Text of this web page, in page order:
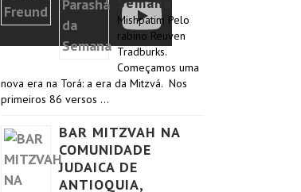
Mishpatim Pelo
rabino Reuven
Tradburks.
Começamos uma
nova era na Torá: a era da Mitzvá. Nos
primeiros 86 versos …
BAR MITZVAH NA
COMUNIDADE
JUDAICA DE
ANTIOQUIA,